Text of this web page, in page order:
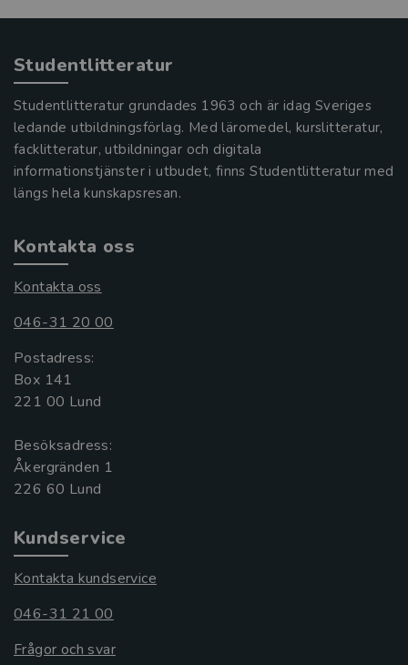
Studentlitteratur
Studentlitteratur grundades 1963 och är idag Sveriges
ledande utbildningsförlag. Med läromedel, kurslitteratur,
facklitteratur, utbildningar och digitala
informationstjänster i utbudet, finns Studentlitteratur med
längs hela kunskapsresan.
Kontakta oss
Kontakta oss
046-31 20 00
Postadress:
Box 141
221 00 Lund
Besöksadress:
Åkergränden 1
Kundservice
Kontakta kundservice
046-31 21 00
Frågor och svar